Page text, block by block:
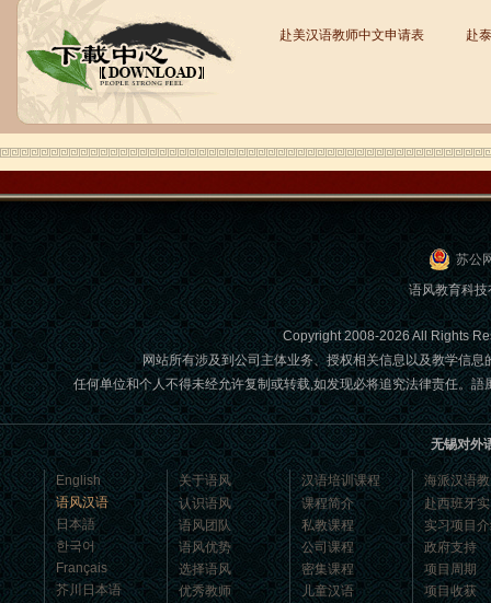
语风汉语学生Brad
我叫Brad,我是澳大利亚人，我在语风
汉语学校学习汉语。我现在可以独立和
我的中国朋友说很流利的汉语。谢谢语
语风汉语学生Jennifer
我叫Jennifer，我非常喜欢在语风汉语无
锡校学习汉语，这是一个非常好的学习
汉语和交朋友的好地方。 ...
赴美汉语教师中文申请表 赴
苏公
语风教育科
Copyright 2008-2026 All Rights
网站所有涉及到公司主体业务、授权相关信息以及教学信
任何单位和个人不得未经允许复制或转载,如发现必将追究法律责任。
无锡对外
English
语风汉语
日本語
한국어
Français
芥川日本语
关于语风
认识语风
语风团队
语风优势
选择语风
优秀教师
汉语培训课程
课程简介
私教课程
公司课程
密集课程
儿童汉语
海派汉语
赴西班牙
实习项目
政府支持
项目周期
项目收获